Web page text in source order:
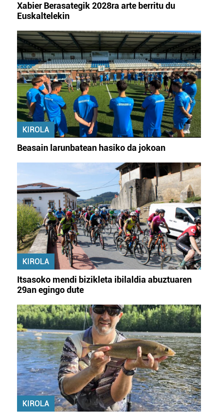
Xabier Berasategik 2028ra arte berritu du
Euskaltelekin
KIROLA
Beasain larunbatean hasiko da jokoan
KIROLA
Itsasoko mendi bizikleta ibilaldia abuztuaren
29an egingo dute
KIROLA